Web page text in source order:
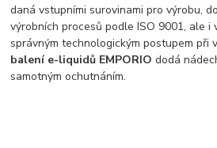
daná vstupními surovinami pro výrobu,
výrobních procesů podle ISO 9001, ale i
správným technologickým postupem při
balení e-liquidů EMPORIO dodá
samotným ochutnáním.